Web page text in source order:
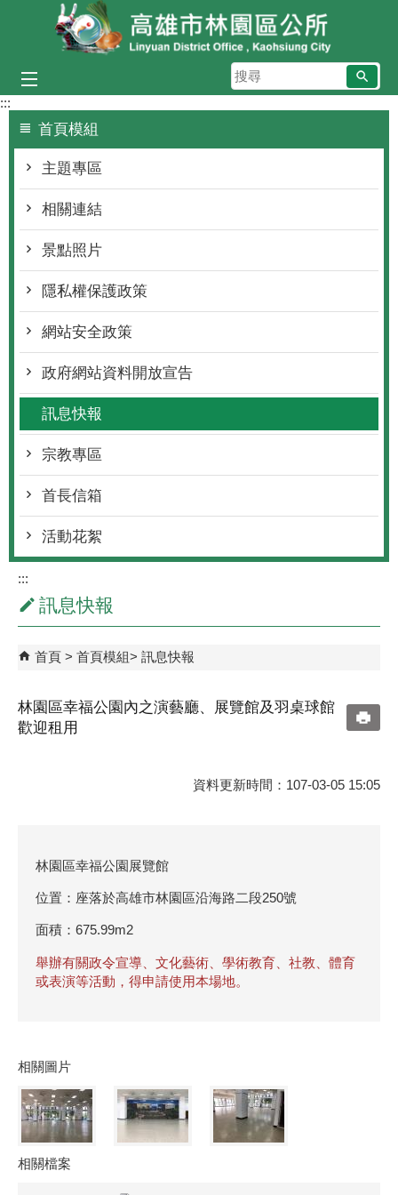
跳到主要內容區塊
搜
尋
:::
首頁模組
主題專區
相關連結
景點照片
隱私權保護政策
網站安全政策
政府網站資料開放宣告
訊息快報
宗教專區
首長信箱
活動花絮
:::
訊息快報
首頁 首頁模組 訊息快報
林園區幸福公園內之演藝廳、展覽館及羽桌球館
歡迎租用
資料更新時間：107-03-05 15:05
林園區幸福公園展覽館
位置：座落於高雄市林園區沿海路二段250號
面積：675.99m2
舉辦有關政令宣導、文化藝術、學術教育、社教、體育
或表演等活動，得申請使用本場地。
相關圖片
相關檔案